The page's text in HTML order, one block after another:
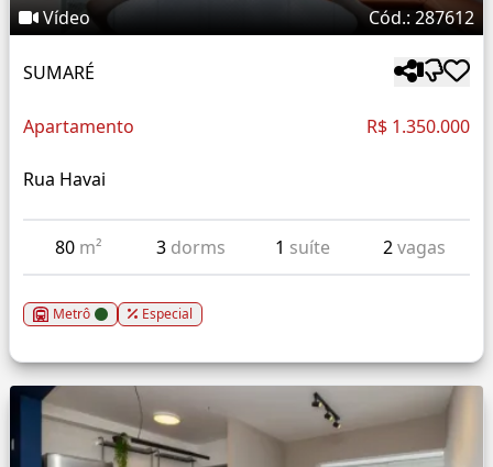
Vídeo Cód.: 287612
SUMARÉ
Apartamento R$ 1.350.000
Rua Havai
80 m² 3 dorms 1 suíte 2vagas
Metrô Especial